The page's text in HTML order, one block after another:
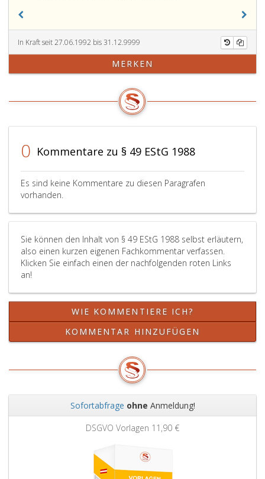
oder
gewöhnlichen
Ziffer
eins,
eine
ist.
entsprechend
Vordruck
den
(Paragraph
Absatz
2,)
Maßgabe
Vorschriften
des
Paragraph
auf
der
Ersten
Lohnsteuerkarte
zu
In Kraft seit 27.06.1992 bis 31.12.9999
MERKEN
0 Kommentare zu § 49 EStG 1988
Es sind keine Kommentare zu diesen Paragrafen
vorhanden.
Sie können den Inhalt von § 49 EStG 1988 selbst erläutern,
also einen kurzen eigenen Fachkommentar verfassen.
Klicken Sie einfach einen der nachfolgenden roten Links
an!
WIE KOMMENTIERE ICH?
KOMMENTAR HINZUFÜGEN
Sofortabfrage ohne Anmeldung!
DSGVO Vorlagen 11,90 €